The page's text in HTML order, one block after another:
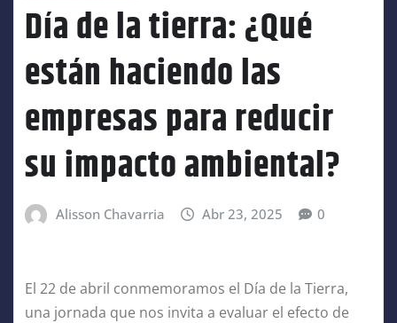
Día de la tierra: ¿Qué
están haciendo las
empresas para reducir
su impacto ambiental?
Alisson Chavarria Abr 23, 2025 0
El 22 de abril conmemoramos el Día de la Tierra,
una jornada que nos invita a evaluar el efecto de